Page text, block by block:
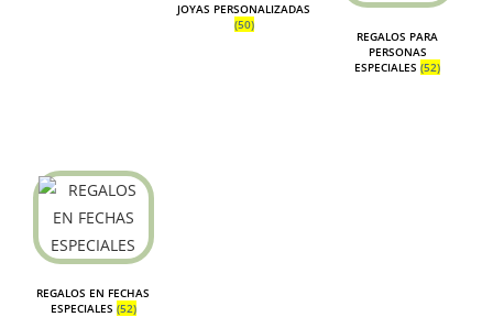
JOYAS PERSONALIZADAS
(50)
REGALOS PARA
PERSONAS
ESPECIALES(52)
REGALOS EN FECHAS
ESPECIALES (52)